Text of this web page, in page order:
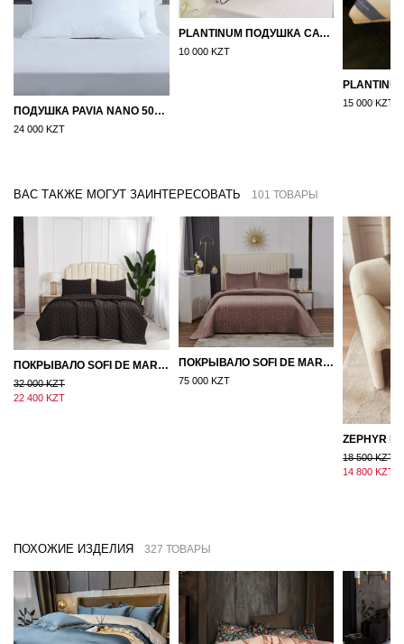
ПОДУШКА PAVIA NANO 50X70
24 000 KZT
PLANTINUM ПОДУШКА САТИН, ШЕЛК 50Х70
10 000 KZT
15 000 KZT
ВАС ТАКЖЕ МОГУТ ЗАИНТЕРЕСОВАТЬ 101 ТОВАРЫ
ПОКРЫВАЛО SOFI DE MARKO 160×220 БРОУДИ ЧЕРНО-БЕЖЕВОЕ
32 000 KZT
22 400 KZT
ПОКРЫВАЛО SOFI DE MARKO ВЕЛЮР 240×260 ФЕРДИНАНД (МОККО)
75 000 KZT
18 500 KZT
14 800 KZT
ПОХОЖИЕ ИЗДЕЛИЯ 327 ТОВАРЫ